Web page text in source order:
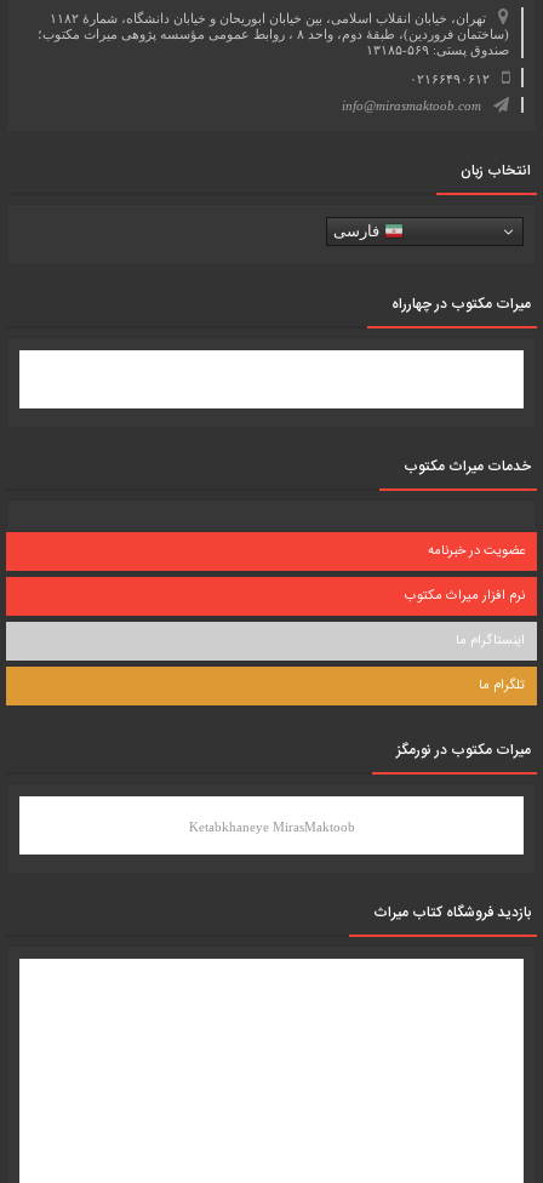
تهران، خیابان انقلاب اسلامی، بین خیابان ابوریحان و خیابان دانشگاه، شمارۀ ۱۱۸۲
(ساختمان فروردین)، طبقۀ دوم، واحد ۸ ، روابط عمومی مؤسسه پژوهی میراث مکتوب؛
صندوق پستی: ۵۶۹-۱۳۱۸۵
۰۲۱۶۶۴۹۰۶۱۲
info@mirasmaktoob.com
انتخاب زبان
فارسی
میرات مکتوب در چهارراه
خدمات میراث مکتوب
عضویت در خبرنامه
نرم افزار میراث مکتوب
اینستاگرام ما
تلگرام ما
میرات مکتوب در نورمگز
Ketabkhaneye MirasMaktoob
بازدید فروشگاه کتاب میراث